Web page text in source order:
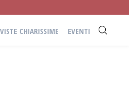
CHIARISSIME EVENTI